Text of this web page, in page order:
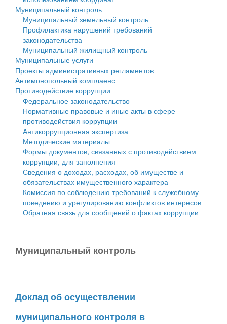
Персональные данные
Оценка регулирующего воздействия
Деятельность МУ
Нормативы градостроительного проектирования
Правила землепользования и застройки
Генеральные планы
Проекты планировки территории
Собрание депутатов
Городское поселение
Сельские поселения
Муниципальный контроль
Муниципальный земельный контроль
Профилактика нарушений требований
законодательства
Муниципальный жилищный контроль
Муниципальные услуги
Проекты административных регламентов
Антимонопольный комплаенс
Противодействие коррупции
Федеральное законодательство
Нормативные правовые и иные акты в сфере
противодействия коррупции
Антикоррупционная экспертиза
Методические материалы
Формы документов, связанных с противодействием
коррупции, для заполнения
Сведения о доходах, расходах, об имуществе и
обязательствах имущественного характера
Комиссия по соблюдению требований к служебному
поведению и урегулированию конфликтов интересов
Обратная связь для сообщений о фактах коррупции
Муниципальный контроль
Доклад об осуществлении
муниципального контроля в